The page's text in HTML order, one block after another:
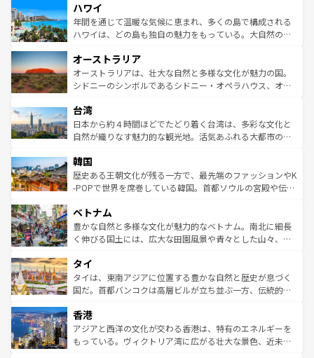
ば市内交通費無料で観光を楽しむこともできる。 なお、新
着のスイス情報はコンテンツ一覧 を参照してほしい。
のような巨大都市は、観光、ショッピング、エンターテイ
ンメントが詰まった刺激的なスポットだ。一方、アメリカ
西部には大自然が広がり、グランドキャニオンやイエロー
部のニューオーリンズでは、音楽と美食が融合した独特の
文化が魅力。旅行者はアメリカの各地域で異なる魅力を楽
しみながら、その多様性と豊かな歴史を感じることができ
ならではの贅沢な旅のスタイルだ。 なお、新着のアメリカ
情報はコンテンツ一覧を参照してほしい。
ハワイ
年間を通じて温暖な気候に恵まれ、多くの島で構成される
ハワイは、どの島も独自の魅力をもっている。大自然の神
ワイ島は見逃せない。また、定番の観光地といえばオアフ
島だが、静かな自然を求めるならマウイ島やカウアイ島が
おすすめ。エメラルドグリーンに輝く海をはじめ、豊かな
れるおもてなしの心で訪れる人々を迎えてくれるハワイの
人々、おいしいローカルフードやハワイアンミュージッ
ク、伝統的なフラダンスなど、すべてがハワイの魅力を彩
ワイを、存分に味わってほしい。 なお、新着のハワイ情報
はコンテンツ一覧を参照してほしい。
オーストラリア
オーストラリアは、壮大な自然と多様な文化が魅力の国。
シドニーのシンボルであるシドニー・オペラハウス、オー
リアリーフや大陸中央部にそびえるウルル（エアーズロッ
ク）、タスマニアの美しい原生林やケアンズの熱帯雨林な
ど、見どころがたくさん。また、カフェやワイン、オージ
いる。アクティビティも充実しており、サーフィンやダイ
ビング、ハイキングなど、アウトドア好きにはたまらな
い。オーストラリアの多彩な魅力を存分に味わいつくそ
参照してほしい。
台湾
日本から約４時間ほどでたどり着く台湾は、多彩な文化と
自然が織りなす魅力的な観光地。活気あふれる大都市の台
ン）、静ひつな山岳地帯である台湾東部など、都市の喧騒
と山間の静けさが共存しており、訪れる人に新しい発見と
驚きをもたらしてくれる。また、奥深い台湾の食文化も魅
容にもいいと評判のスイーツなど、バラエティ豊かな料理
が味わえる。 なお、新着の台湾情報は コンテンツ一覧を参
照してほしい。
韓国
歴史ある王朝文化が残る一方で、最先端のファッションやK
-POPで世界を席巻している韓国。首都ソウルの宮殿や伝統
き、地方に足を延ばせば四季折々の自然美を楽しむことが
できる。そして、キムチや焼肉、絶品のストリートフード
まで、さまざまな韓国料理が待っている。夜には、韓国な
リティに包まれながら、韓国の多彩な魅力を心ゆくまで味
わってみてほしい。 なお、新着の韓国情報はコンテンツ一
覧を参照してほしい。
ベトナム
豊かな自然と多様な文化が魅力的なベトナム。南北に細長
く伸びる国土には、広大な田園風景や青々とした山々、世
急速な発展と共に伝統が息づく。ハノイの古い町並みやホ
ーチミン市のフランス統治時代の建物も、独特の雰囲気を
醸し出している。また、バラエティの豊かさとおいしさで
とつ。フォーやバインミー、ベトナムコーヒーなどは、ぜ
ひ現地で味わいたい。どの地域を訪れてもあたたかい人々
が旅行者を迎えてくれるので、きっと忘れられない旅にな
タイ
タイは、東南アジアに位置する豊かな自然と歴史が息づく
国だ。首都バンコクは高層ビルが立ち並ぶ一方、伝統的な
の活気が交差している。北部ではチェンマイなどの山岳地
帯で自然と触れ合い、南部ではプーケットやクラビの美し
いビーチでリゾート気分を楽しむことができる。タイ料理
香港
アジアと西洋の文化が交わる香港は、特有のエネルギーを
もっている。ヴィクトリア湾に広がる壮大な景色、近未来